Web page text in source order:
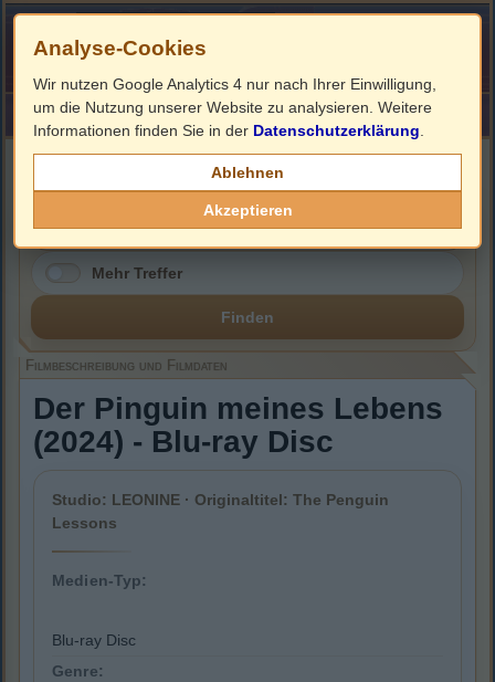
HOME ImpressumLinks
Filmbeschreibung, Cover & Blu-ray Infos
Mehr Treffer
Finden
Filmbeschreibung und Filmdaten
Der Pinguin meines Lebens
(2024) - Blu-ray Disc
Studio: LEONINE · Originaltitel: The Penguin
Lessons
Medien-Typ:
Blu-ray Disc
Genre:
Analyse-Cookies
Wir nutzen Google Analytics 4 nur nach Ihrer Einwilligung,
um die Nutzung unserer Website zu analysieren. Weitere
Informationen finden Sie in der Datenschutzerklärung
Ablehnen
Akzeptieren